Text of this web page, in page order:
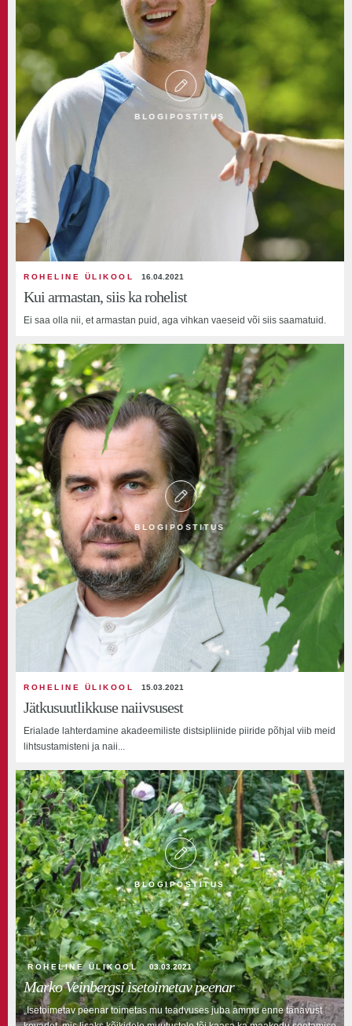
BLOGIPOSTITUS
ROHELINE ÜLIKOOL 16.04.2021
Kui armastan, siis ka rohelist
Ei saa olla nii, et armastan puid, aga vihkan vaeseid või siis saamatuid.
BLOGIPOSTITUS
ROHELINE ÜLIKOOL 15.03.2021
Jätkusuutlikkuse naiivsusest
Erialade lahterdamine akadeemiliste distsipliinide piiride põhjal viib meid
lihtsustamisteni ja naii...
BLOGIPOSTITUS
ROHELINE ÜLIKOOL 03.03.2021
Marko Veinbergsi isetoimetav peenar
„Isetoimetav peenar toimetas mu teadvuses juba ammu enne tänavust